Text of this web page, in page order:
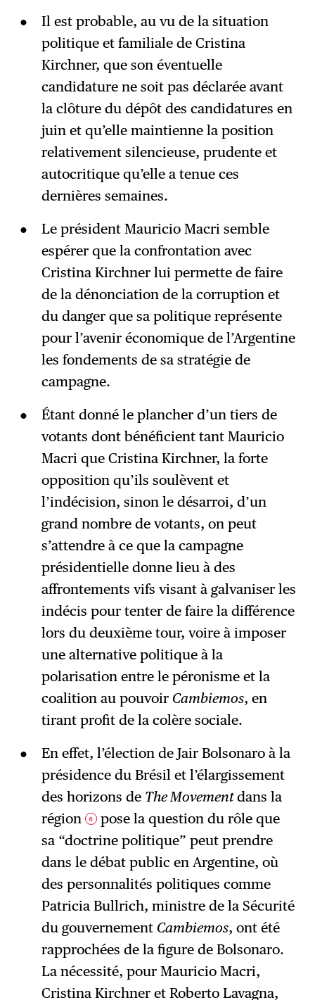
Il est probable, au vu de la situation
politique et familiale de Cristina
Kirchner, que son éventuelle
candidature ne soit pas déclarée avant
la clôture du dépôt des candidatures en
juin et qu’elle maintienne la position
relativement silencieuse, prudente et
autocritique qu’elle a tenue ces
dernières semaines.
Le président Mauricio Macri semble
espérer que la confrontation avec
Cristina Kirchner lui permette de faire
de la dénonciation de la corruption et
du danger que sa politique représente
pour l’avenir économique de l’Argentine
les fondements de sa stratégie de
campagne.
Étant donné le plancher d’un tiers de
votants dont bénéficient tant Mauricio
Macri que Cristina Kirchner, la forte
opposition qu’ils soulèvent et
l’indécision, sinon le désarroi, d’un
grand nombre de votants, on peut
s’attendre à ce que la campagne
présidentielle donne lieu à des
affrontements vifs visant à galvaniser les
indécis pour tenter de faire la différence
lors du deuxième tour, voire à imposer
une alternative politique à la
polarisation entre le péronisme et la
coalition au pouvoir Cambiemos, en
tirant profit de la colère sociale.
En effet, l’élection de Jair Bolsonaro à la
présidence du Brésil et l’élargissement
des horizons de The Movementdans la
région
6 pose la question du rôle que
sa “doctrine politique” peut prendre
dans le débat public en Argentine, où
des personnalités politiques comme
Patricia Bullrich, ministre de la Sécurité
du gouvernement Cambiemos, ont été
rapprochées de la figure de Bolsonaro.
La nécessité, pour Mauricio Macri,
Cristina Kirchner et Roberto Lavagna,